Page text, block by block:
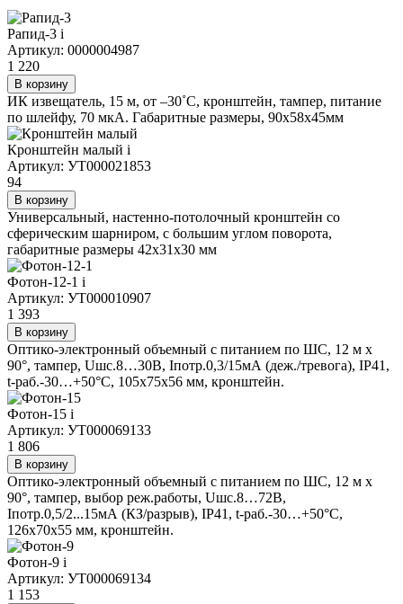
Рапид-3 i
Артикул: 0000004987
1 220
В корзину
ИК извещатель, 15 м, от –30˚С, кронштейн, тампер, питание
по шлейфу, 70 мкА. Габаритные размеры, 90х58х45мм
Кронштейн малый i
Артикул: УТ000021853
94
В корзину
Универсальный, настенно-потолочный кронштейн со
сферическим шарниром, с большим углом поворота,
габаритные размеры 42х31х30 мм
Фотон-12-1 i
Артикул: УТ000010907
1 393
В корзину
Оптико-электронный объемный с питанием по ШС, 12 м х
90°, тампер, Uшс.8…30В, Iпотр.0,3/15мА (деж./тревога), IP41,
t-раб.-30…+50°С, 105х75х56 мм, кронштейн.
Фотон-15 i
Артикул: УТ000069133
1 806
В корзину
Оптико-электронный объемный с питанием по ШС, 12 м х
90°, тампер, выбор реж.работы, Uшс.8…72В,
Iпотр.0,5/2...15мА (КЗ/разрыв), IP41, t-раб.-30…+50°С,
126х70х55 мм, кронштейн.
Фотон-9 i
Артикул: УТ000069134
1 153